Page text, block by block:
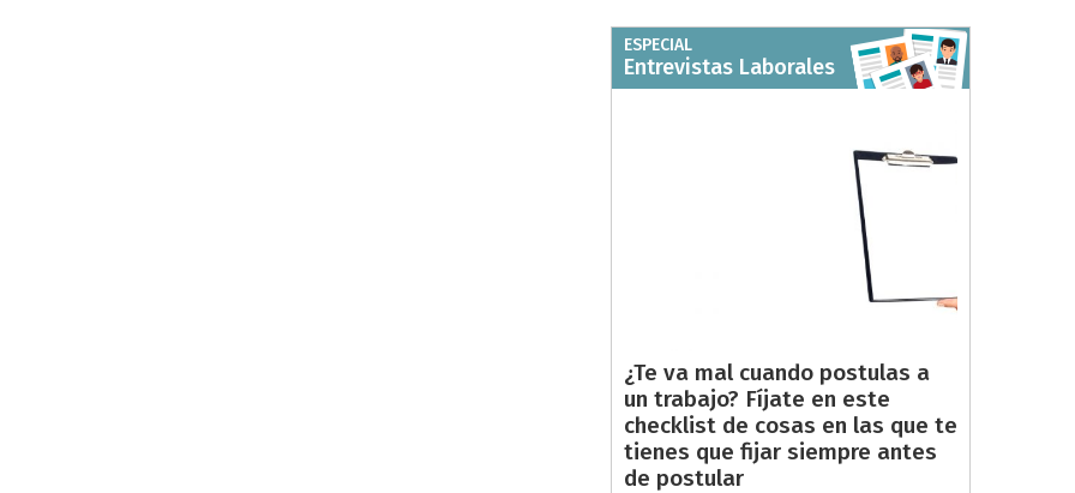
ESPECIAL
Entrevistas Laborales
¿Te va mal cuando postulas a
un trabajo? Fíjate en este
checklist de cosas en las que te
tienes que fijar siempre antes
de postular